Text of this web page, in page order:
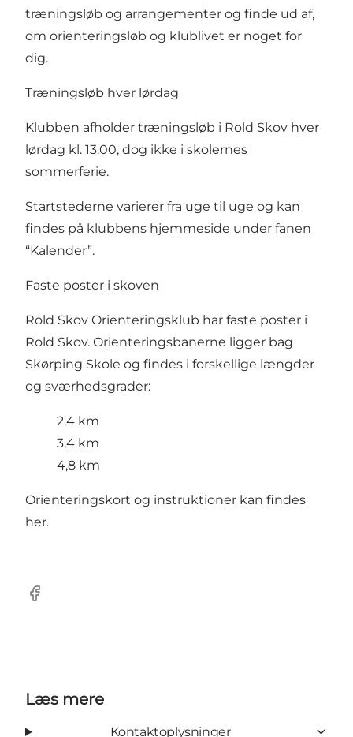
træningsløb og arrangementer og finde ud af,
om orienteringsløb og klublivet er noget for
dig.
Træningsløb hver lørdag
Klubben afholder træningsløb i Rold Skov hver
lørdag kl. 13.00, dog ikke i skolernes
sommerferie.
Startstederne varierer fra uge til uge og kan
findes på klubbens hjemmeside under fanen
“Kalender”.
Faste poster i skoven
Rold Skov Orienteringsklub har faste poster i
Rold Skov. Orienteringsbanerne ligger bag
Skørping Skole og findes i forskellige længder
og sværhedsgrader:
2,4 km
3,4 km
4,8 km
Orienteringskort og instruktioner kan findes
her.
Facebook
Læs mere
Kontaktoplysninger